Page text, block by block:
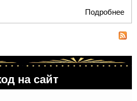
Подробнее
в
на сайт